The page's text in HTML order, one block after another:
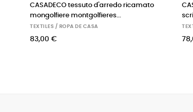
NO-LIEWOOD cuscino pupazzo coccodrillo
TEXTILES / ROPA DE CASA
CASADECO
rosa/
TEXTILES /